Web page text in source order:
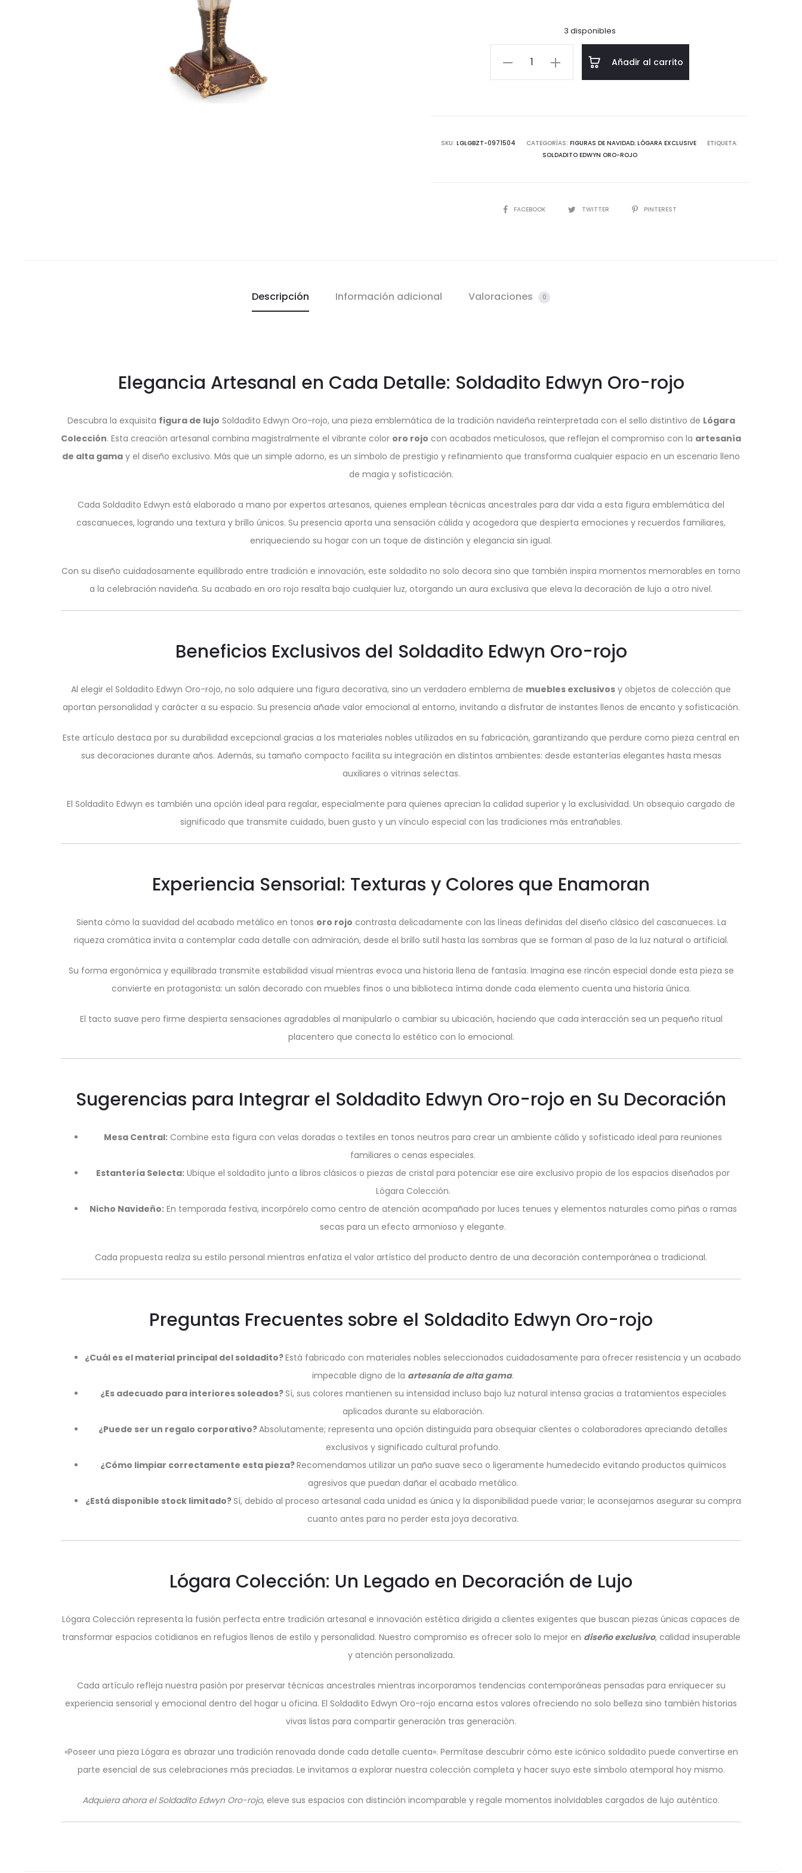
3 disponibles
Soldadito
Añadir al carrito
SKU: LGLGBZT-0971504 CATEGORÍAS: FIGURAS DE NAVIDAD, LÓGARA EXCLUSIVE
ETIQUETA:
SOLDADITO EDWYN ORO-ROJO
COMPARTIR
FACEBOOK TWITTER PINTEREST
Descripción Información adicional Valoraciones 0
Elegancia Artesanal en Cada Detalle: Soldadito Edwyn Oro-rojo
Descubra la exquisita figura de lujo Soldadito Edwyn Oro-rojo, una pieza emblemática de la tradición navideña reinterpretada con el sello distintivo de Lógara
Colección. Esta creación artesanal combina magistralmente el vibrante color oro rojo con acabados meticulosos, que reflejan el compromiso con la artesanía
de alta gama y el diseño exclusivo. Más que un simple adorno, es un símbolo de prestigio y refinamiento que transforma cualquier espacio en un escenario lleno
de magia y sofisticación.
Cada Soldadito Edwyn está elaborado a mano por expertos artesanos, quienes emplean técnicas ancestrales para dar vida a esta figura emblemática del
cascanueces, logrando una textura y brillo únicos. Su presencia aporta una sensación cálida y acogedora que despierta emociones y recuerdos familiares,
enriqueciendo su hogar con un toque de distinción y elegancia sin igual.
Con su diseño cuidadosamente equilibrado entre tradición e innovación, este soldadito no solo decora sino que también inspira momentos memorables en torno
a la celebración navideña. Su acabado en oro rojo resalta bajo cualquier luz, otorgando un aura exclusiva que eleva la decoración de lujo a otro nivel.
Beneficios Exclusivos del Soldadito Edwyn Oro-rojo
Al elegir el Soldadito Edwyn Oro-rojo, no solo adquiere una figura decorativa, sino un verdadero emblema de muebles exclusivos y objetos de colección que
aportan personalidad y carácter a su espacio. Su presencia añade valor emocional al entorno, invitando a disfrutar de instantes llenos de encanto y sofisticación.
Este artículo destaca por su durabilidad excepcional gracias a los materiales nobles utilizados en su fabricación, garantizando que perdure como pieza central en
sus decoraciones durante años. Además, su tamaño compacto facilita su integración en distintos ambientes: desde estanterías elegantes hasta mesas
auxiliares o vitrinas selectas.
El Soldadito Edwyn es también una opción ideal para regalar, especialmente para quienes aprecian la calidad superior y la exclusividad. Un obsequio cargado de
significado que transmite cuidado, buen gusto y un vínculo especial con las tradiciones más entrañables.
Experiencia Sensorial: Texturas y Colores que Enamoran
Sienta cómo la suavidad del acabado metálico en tonos oro rojo contrasta delicadamente con las líneas definidas del diseño clásico del cascanueces. La
riqueza cromática invita a contemplar cada detalle con admiración, desde el brillo sutil hasta las sombras que se forman al paso de la luz natural o artificial.
Su forma ergonómica y equilibrada transmite estabilidad visual mientras evoca una historia llena de fantasía. Imagina ese rincón especial donde esta pieza se
convierte en protagonista: un salón decorado con muebles finos o una biblioteca íntima donde cada elemento cuenta una historia única.
El tacto suave pero firme despierta sensaciones agradables al manipularlo o cambiar su ubicación, haciendo que cada interacción sea un pequeño ritual
placentero que conecta lo estético con lo emocional.
Sugerencias para Integrar el Soldadito Edwyn Oro-rojo en Su Decoración
Mesa Central: Combine esta figura con velas doradas o textiles en tonos neutros para crear un ambiente cálido y sofisticado ideal para reuniones
familiares o cenas especiales.
Estantería Selecta: Ubique el soldadito junto a libros clásicos o piezas de cristal para potenciar ese aire exclusivo propio de los espacios diseñados por
Lógara Colección.
Nicho Navideño:En temporada festiva, incorpórelo como centro de atención acompañado por luces tenues y elementos naturales como piñas o ramas
secas para un efecto armonioso y elegante.
Cada propuesta realza su estilo personal mientras enfatiza el valor artístico del producto dentro de una decoración contemporánea o tradicional.
Preguntas Frecuentes sobre el Soldadito Edwyn Oro-rojo
¿Cuál es el material principal del soldadito?Está fabricado con materiales nobles seleccionados cuidadosamente para ofrecer resistencia y un acabado
impecable digno de la artesanía de alta gama.
¿Es adecuado para interiores soleados?Sí, sus colores mantienen su intensidad incluso bajo luz natural intensa gracias a tratamientos especiales
aplicados durante su elaboración.
¿Puede ser un regalo corporativo?Absolutamente; representa una opción distinguida para obsequiar clientes o colaboradores apreciando detalles
exclusivos y significado cultural profundo.
¿Cómo limpiar correctamente esta pieza?Recomendamos utilizar un paño suave seco o ligeramente humedecido evitando productos químicos
agresivos que puedan dañar el acabado metálico.
¿Está disponible stock limitado?Sí, debido al proceso artesanal cada unidad es única y la disponibilidad puede variar; le aconsejamos asegurar su compra
cuanto antes para no perder esta joya decorativa.
Lógara Colección: Un Legado en Decoración de Lujo
Lógara Colección representa la fusión perfecta entre tradición artesanal e innovación estética dirigida a clientes exigentes que buscan piezas únicas capaces de
transformar espacios cotidianos en refugios llenos de estilo y personalidad. Nuestro compromiso es ofrecer solo lo mejor en diseño exclusivo, calidad insuperable
y atención personalizada.
Cada artículo refleja nuestra pasión por preservar técnicas ancestrales mientras incorporamos tendencias contemporáneas pensadas para enriquecer su
experiencia sensorial y emocional dentro del hogar u oficina. El Soldadito Edwyn Oro-rojo encarna estos valores ofreciendo no solo belleza sino también historias
vivas listas para compartir generación tras generación.
«Poseer una pieza Lógara es abrazar una tradición renovada donde cada detalle cuenta». Permítase descubrir cómo este icónico soldadito puede convertirse en
parte esencial de sus celebraciones más preciadas. Le invitamos a explorar nuestra colección completa y hacer suyo este símbolo atemporal hoy mismo.
Adquiera ahora el Soldadito Edwyn Oro-rojo, eleve sus espacios con distinción incomparable y regale momentos inolvidables cargados de lujo auténtico.